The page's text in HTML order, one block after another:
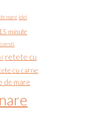
mare idei
minute
retete cu
cu carne
de mare